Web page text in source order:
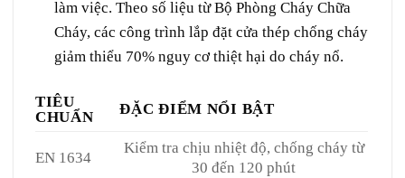
làm việc. Theo số liệu từ Bộ Phòng Cháy Chữa
Cháy, các công trình lắp đặt cửa thép chống cháy
giảm thiểu 70% nguy cơ thiệt hại do cháy nổ.
TIÊU
CHUẨN
ĐẶC ĐIỂM NỔI BẬT
EN 1634
Kiểm tra chịu nhiệt độ, chống cháy từ
30 đến 120 phút